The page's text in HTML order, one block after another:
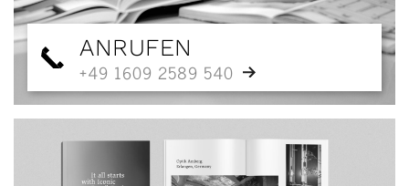
ANRUFEN
+49 1609 2589 540